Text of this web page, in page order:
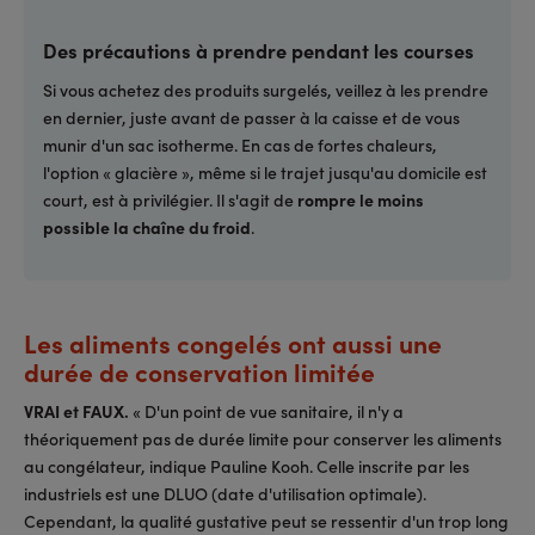
Des précautions à prendre pendant les courses
Si vous achetez des produits surgelés, veillez à les prendre
en dernier, juste avant de passer à la caisse et de vous
munir d'un sac isotherme. En cas de fortes chaleurs,
l'option « glacière », même si le trajet jusqu'au domicile est
court, est à privilégier. Il s'agit de rompre le moins
possible la chaîne du froid.
Les aliments congelés ont aussi une
durée de conservation limitée
VRAI et FAUX. « D'un point de vue sanitaire, il n'y a
théoriquement pas de durée limite pour conserver les aliments
au congélateur, indique Pauline Kooh. Celle inscrite par les
industriels est une DLUO (date d'utilisation optimale).
Cependant, la qualité gustative peut se ressentir d'un trop long